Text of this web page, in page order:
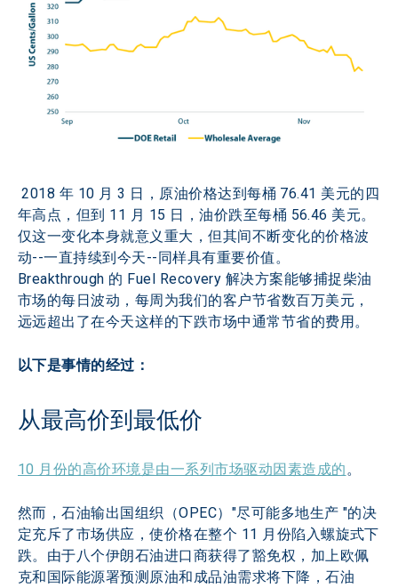
2018 年 10 月 3 日，原油价格达到每桶 76.41 美元的四
年高点，但到 11 月 15 日，油价跌至每桶 56.46 美元。
仅这一变化本身就意义重大，但其间不断变化的价格波
动--一直持续到今天--同样具有重要价值。
Breakthrough 的 Fuel Recovery 解决方案能够捕捉柴油
市场的每日波动，每周为我们的客户节省数百万美元，
远远超出了在今天这样的下跌市场中通常节省的费用。
以下是事情的经过：
从最高价到最低价
10 月份的高价环境是由一系列市场驱动因素造成的 。
然而，石油输出国组织（OPEC）"尽可能多地生产 "的决
定充斥了市场供应，使价格在整个 11 月份陷入螺旋式下
跌。由于八个伊朗石油进口商获得了豁免权，加上欧佩
克和国际能源署预测原油和成品油需求将下降，石油